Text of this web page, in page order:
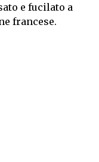
e fucilato a
francese.